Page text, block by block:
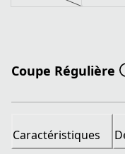
Coupe Régulière
Caractéristiques